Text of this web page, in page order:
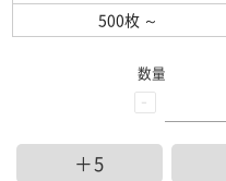
500枚 ～
-
数量
＋5